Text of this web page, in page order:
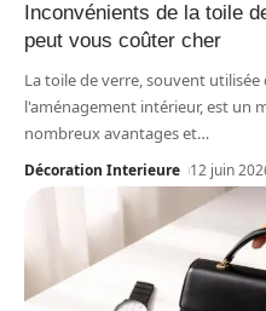
Inconvénients de la toile
peut vous coûter cher
La toile de verre, souvent
l'aménagement intérieur, est un
nombreux avantages et…
Décoration Interieure 12 juin